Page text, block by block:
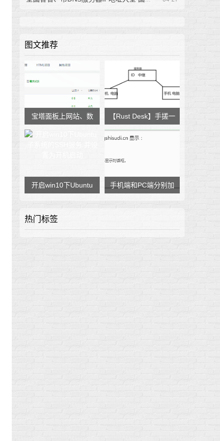
图文推荐
宝塔面板上网站、数
据库不显示，怎么办
【Rust Desk】手搓一
个远程桌面软件，完
开启win10下Ubuntu
设置为开机启动
手机端和PC端分别加
热门标签